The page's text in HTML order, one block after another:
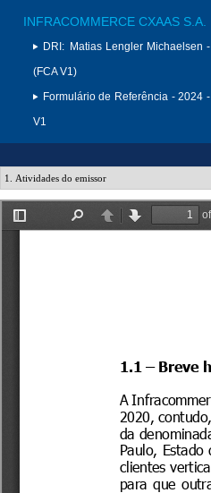
INFRACOMMERCE CXAAS S.A.
DRI: Matias Lengler Michaelsen -
(FCA V1)
Formulário de Referência - 2024 -
V1